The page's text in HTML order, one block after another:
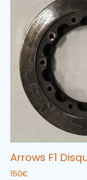
Arrows F1
150€